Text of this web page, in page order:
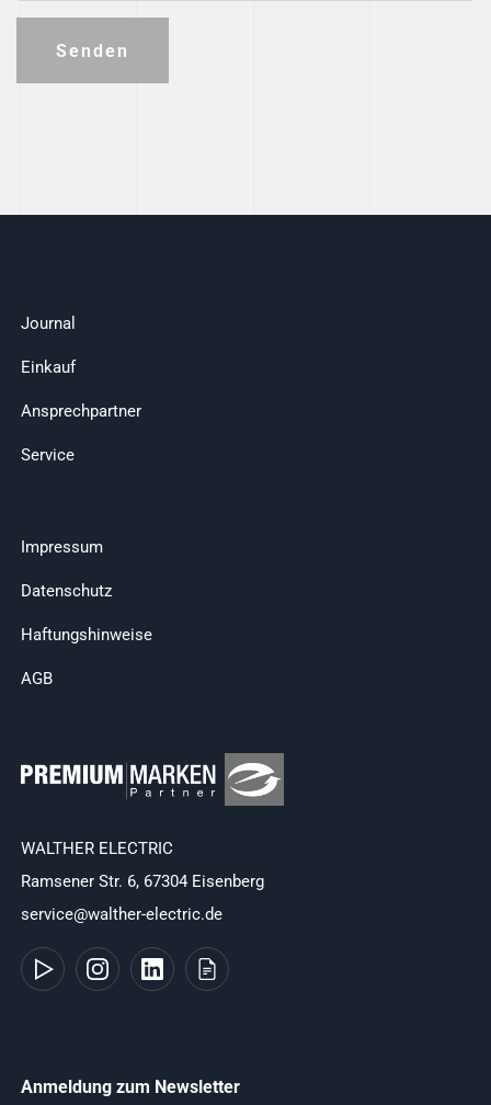
Senden
Journal
Einkauf
Ansprechpartner
Service
Impressum
Datenschutz
Haftungshinweise
AGB
WALTHER ELECTRIC
Ramsener Str. 6, 67304 Eisenberg
service@walther-electric.de
Anmeldung zum Newsletter